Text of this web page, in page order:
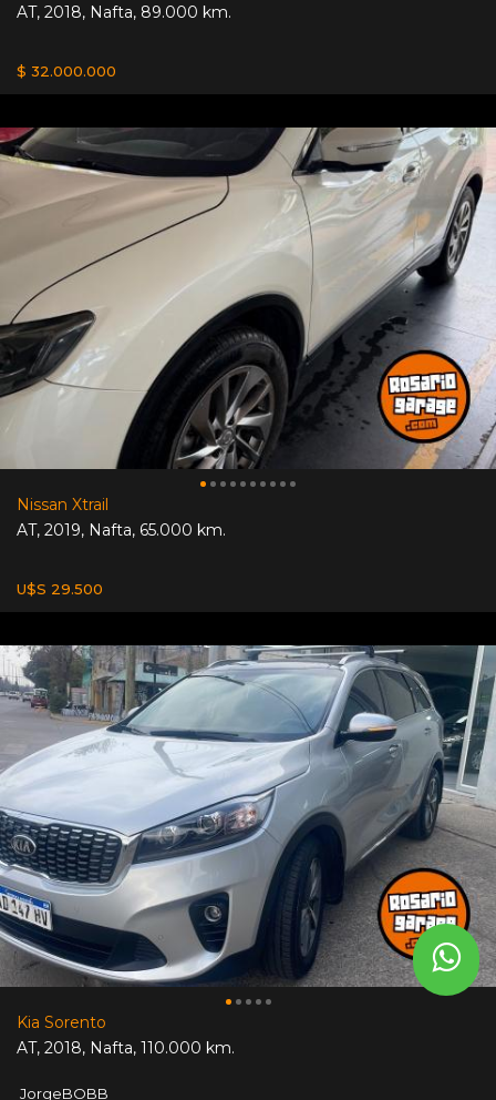
AT, 2018, Nafta, 89.000 km.
$ 32.000.000
Nissan Xtrail
AT, 2019, Nafta, 65.000 km.
U$S 29.500
Kia Sorento
AT, 2018, Nafta, 110.000 km.
JorgeBOBB